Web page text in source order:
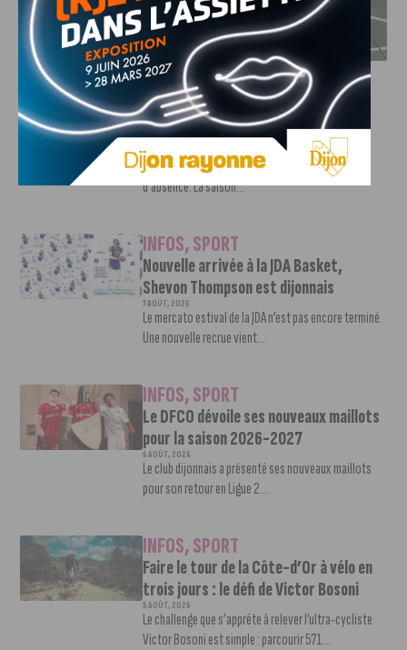
DFCO : RENCONTRE AVEC PIERRE-HENRI DEBALLON,
L’ARTISAN DE LA MONTÉE EN LIGUE 2
INFOS, SPORT
DFCO : Rencontre avec Pierre-Henri
Deballon, l’artisan de la montée en
Ligue 2
7 AOÛT, 2026
Le DFCO est de retour en Ligue 2 après trois ans
d’absence. La saison...
INFOS,SPORT
Nouvelle arrivée à la JDA Basket,
Shevon Thompson est dijonnais
7 AOÛT, 2026
Le mercato estival de la JDA n’est pas encore terminé.
Une nouvelle recrue vient...
INFOS,SPORT
Le DFCO dévoile ses nouveaux maillots
pour la saison 2026-2027
6 AOÛT, 2026
Le club dijonnais a présenté ses nouveaux maillots
pour son retour en Ligue 2....
INFOS,SPORT
Faire le tour de la Côte-d’Or à vélo en
trois jours : le défi de Victor Bosoni
5 AOÛT, 2026
Le challenge que s’apprête à relever l’ultra-cycliste
Victor Bosoni est simple : parcourir 571...